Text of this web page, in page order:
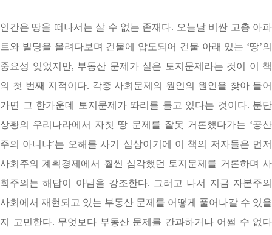
인간은 땅을 떠나서는 살 수 없는 존재다. 오늘날 비싼 고층 아파
트와 빌딩을 올려다보며 건물에 압도되어 건물 아래 있는 ‘땅’의
중요성 잊었지만, 부동산 문제가 실은 토지문제라는 것이 이 책
의 첫 번째 지적이다. 각종 사회문제의 원인의 원인을 찾아 들어
가면 그 한가운데 토지문제가 똬리를 틀고 있다는 것이다. 분단
상황의 우리나라에서 자칫 땅 문제를 잘못 거론했다가는 ‘공산
주의 아니냐’는 오해를 사기 십상이기에 이 책의 저자들은 먼저
사회주의 계획경제에서 훨씬 심각했던 토지문제를 거론하며 사
회주의는 해답이 아님을 강조한다. 그러고 나서 지금 자본주의
사회에서 재현되고 있는 부동산 문제를 어떻게 풀어나갈 수 있을
지 고민한다. 무엇보다 부동산 문제를 간과하거나 어쩔 수 없다